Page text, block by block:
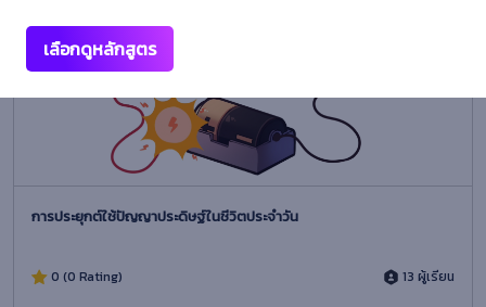
การประยุกต์ใช้ปัญญาประดิษฐ์ในชีวิตประจำวัน
0 (0 Rating) 13 ผู้เรียน
เลือกดูหลักสูตร